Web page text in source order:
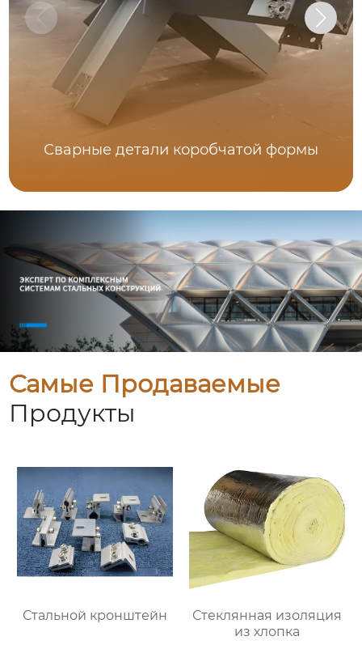
Сварные детали коробчатой формы
Самые Продаваемые
Продукты
Стальной кронштейн
Стеклянная изоляция
из хлопка